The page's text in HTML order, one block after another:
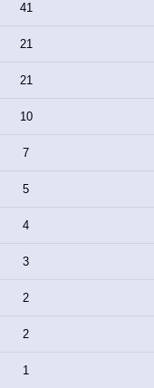
41
21
21
10
7
5
4
3
2
2
1